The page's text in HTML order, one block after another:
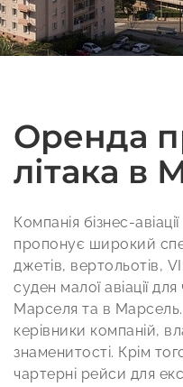
Оренда
літака в
Компанія бізнес-
пропонує широкий
джетів, вертольотів,
суден малої авіації
Марселя та в Марсель.
керівники компаній,
знаменитості. Крім
чартерні рейси для